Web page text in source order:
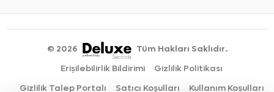
© 2026
Tüm Hakları Saklıdır.
Erişilebilirlik Bildirimi
Gizlilik Politikası
Gizlilik Talep Portalı
Satıcı Koşulları Kullanım Koşulları